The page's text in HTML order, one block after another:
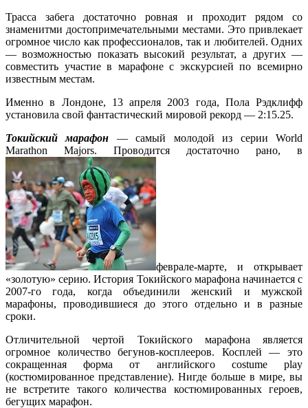
Трасса забега достаточно ровная и проходит рядом со
знаменитми достопримечательными местами. Это привлекает
огромное число как профессионалов, так и любителей. Одних
— возможностью показать высокий результат, а других —
совместить участие в марафоне с экскурсией по всемирно
известным местам.
Именно в Лондоне, 13 апреля 2003 года, Пола Рэдклифф
установила свой фантастический мировой рекорд — 2:15.25.
Токийский марафон
— самый молодой из серии World
Marathon Majors. Проводится достаточно рано, в
феврале-марте, и открывает
«золотую» серию. История Токийского марафона начинается с
2007-го года, когда объединили женский и мужской
марафоны, проводившиеся до этого отдельно и в разные
сроки.
Отличительной чертой Токийского марафона является
огромное количество бегунов-косплееров. Косплей — это
сокращенная форма от английского costume play
(костюмированное представление). Нигде больше в мире, вы
не встретите такого количества костюмированных героев,
бегущих марафон.